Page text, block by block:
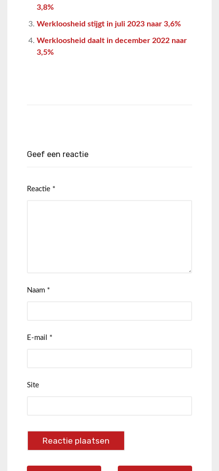
3,8%
Werkloosheid stijgt in juli 2023 naar 3,6%
Werkloosheid daalt in december 2022 naar
3,5%
Geef een reactie
Reactie *
Naam *
E-mail *
Site